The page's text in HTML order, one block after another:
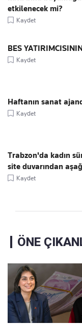
etkilenecek mi?
Kaydet
BES
Kaydet
Haftanın sanat
Kaydet
Trabzon'da kadın
site duvarından
Kaydet
ÖNE